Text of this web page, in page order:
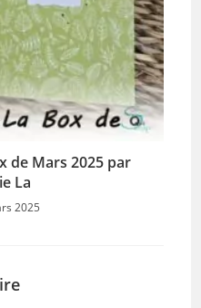
de Mars 2025 par
La
2025